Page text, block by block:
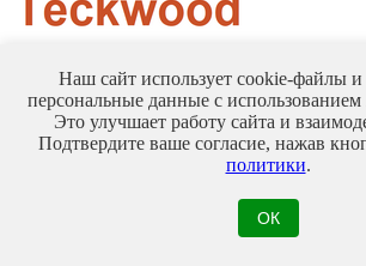
Плинтус Teckwood Цветной 100x16х2000
Страна: Россия
Производитель: Teckwood
Толщина, мм: 100
Наш сайт использует cookie-файлы и
персональные данные с
Это улучшает работу сайта и
Подтвердите ваше согласие, нажав
политики.
ОК